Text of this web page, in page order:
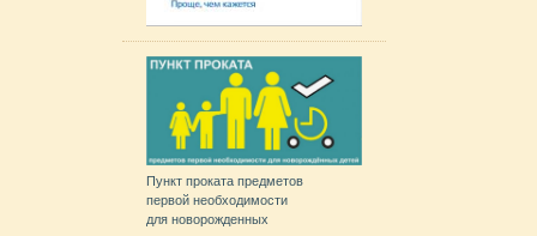
Пункт проката предметов
первой необходимости
для новорожденных